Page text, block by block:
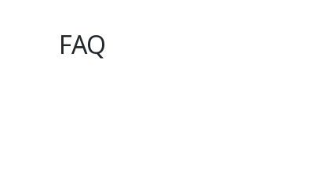
FAQ